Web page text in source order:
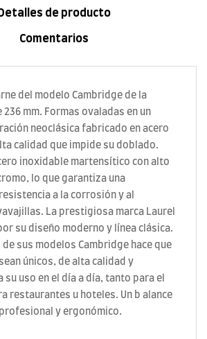
Detalles de producto
Comentarios
del modelo Cambridge de la
236 mm. Formas ovaladas en un
neoclásica fabricado en acero
calidad que impide su doblado.
inoxidable martensítico con alto
lo que garantiza una
a la corrosión y al
La prestigiosa marca Laurel
su diseño moderno y línea clásica.
sus modelos Cambridge hace que
únicos, de alta calidad y
su uso en el día a día, tanto para el
restaurantes u hoteles. Un b alance
y ergonómico.